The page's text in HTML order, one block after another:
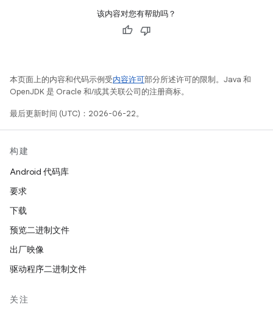
该内容对您有帮助吗？
本页面上的内容和代码示例受内容许可部分所述许可的限制。Java 和
OpenJDK 是 Oracle 和/或其关联公司的注册商标。
最后更新时间 (UTC)：2026-06-22。
构建
Android 代码库
要求
下载
预览二进制文件
出厂映像
驱动程序二进制文件
关注